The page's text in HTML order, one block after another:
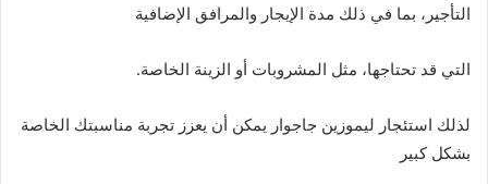
التأجير، بما في ذلك مدة الإيجار والمرافق الإضافية
التي قد تحتاجها، مثل المشروبات أو الزينة الخاصة.
لذلك استئجار ليموزين جاجوار يمكن أن يعزز تجربة مناسبتك الخاصة
بشكل كبير